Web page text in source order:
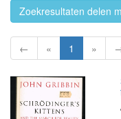
Zoekresultaten delen
← « 1 »